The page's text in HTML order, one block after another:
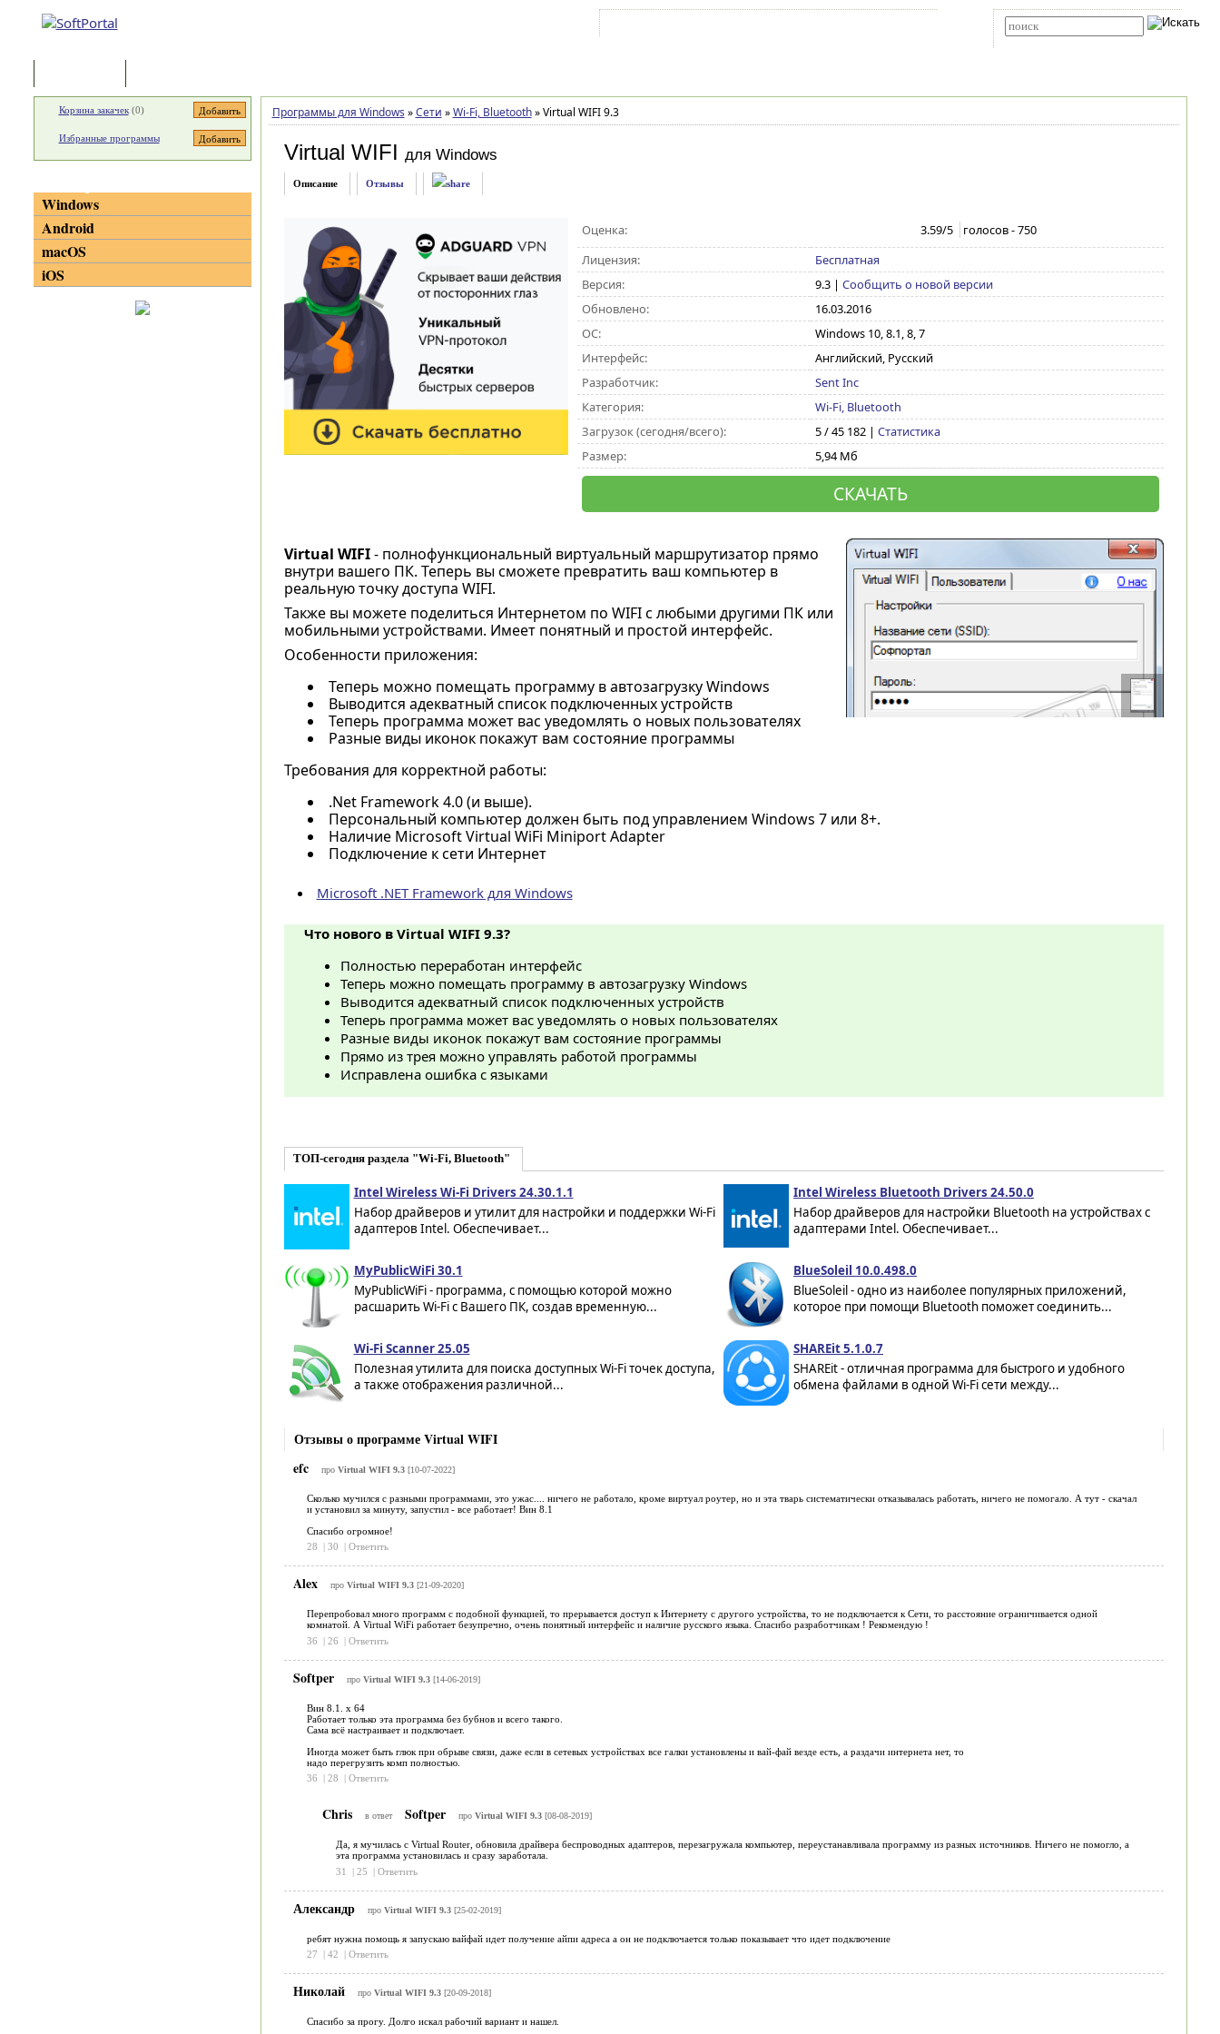
Программы для Windows » Сети » Wi-Fi, Bluetooth »Virtual WIFI 9.3
Virtual WIFI для Windows
Описание Отзывы
Оценка: 3.59/5 голосов -750
Лицензия:
Бесплатная
Версия:
9.3| Сообщить о новой версии
Обновлено:
16.03.2016
ОС:
Windows 10, 8.1, 8, 7
Интерфейс:
Английский, Русский
Разработчик:
Sent Inc
Категория:
Wi-Fi, Bluetooth
Загрузок (сегодня/всего):
5 / 45 182 | Статистика
Размер:
5,94 Мб
СКАЧАТЬ
Virtual WIFI- полнофункциональный виртуальный маршрутизатор прямо
внутри вашего ПК. Теперь вы сможете превратить ваш компьютер в
реальную точку доступа WIFI.
Также вы можете поделиться Интернетом по WIFI с любыми другими ПК или
мобильными устройствами. Имеет понятный и простой интерфейс.
Особенности приложения:
Теперь можно помещать программу в автозагрузку Windows
Выводится адекватный список подключенных устройств
Теперь программа может вас уведомлять о новых пользователях
Разные виды иконок покажут вам состояние программы
Требования для корректной работы:
.Net Framework 4.0 (и выше).
Персональный компьютер должен быть под управлением Windows 7 или 8+.
Наличие Microsoft Virtual WiFi Miniport Adapter
Подключение к сети Интернет
Microsoft .NET Framework для Windows
Что нового в Virtual WIFI 9.3?
Полностью переработан интерфейс
Теперь можно помещать программу в автозагрузку Windows
Выводится адекватный список подключенных устройств
Теперь программа может вас уведомлять о новых пользователях
Разные виды иконок покажут вам состояние программы
Прямо из трея можно управлять работой программы
Исправлена ошибка с языками
ТОП-сегодня раздела "Wi-Fi, Bluetooth"
Intel Wireless Wi-Fi Drivers 24.30.1.1
Набор драйверов и утилит для настройки и поддержки Wi-Fi
адаптеров Intel. Обеспечивает...
Intel Wireless Bluetooth Drivers 24.50.0
Набор драйверов для настройки Bluetooth на устройствах с
адаптерами Intel. Обеспечивает...
MyPublicWiFi 30.1
MyPublicWiFi - программа, с помощью которой можно
расшарить Wi-Fi с Вашего ПК, создав временную...
BlueSoleil 10.0.498.0
BlueSoleil - одно из наиболее популярных приложений,
которое при помощи Bluetooth поможет соединить...
Wi-Fi Scanner 25.05
Полезная утилита для поиска доступных Wi-Fi точек доступа,
а также отображения различной...
SHAREit 5.1.0.7
SHAREit - отличная программа для быстрого и удобного
обмена файлами в одной Wi-Fi сети между...
Отзывы о программе Virtual WIFI
efc
про Virtual WIFI 9.3[10-07-2022]
Сколько мучился с разными программами, это ужас.... ничего не работало, кроме виртуал роутер, но и эта тварь систематически отказывалась работать, ничего не помогало. А тут - скачал
и установил за минуту, запустил - все работает! Вин 8.1
Спасибо огромное!
28
| 30 | Ответить
Alex про Virtual WIFI 9.3[21-09-2020]
Перепробовал много программ с подобной функцией, то прерывается доступ к Интернету с другого устройства, то не подключается к Сети, то расстояние ограничивается одной
комнатой. А Virtual WiFi работает безупречно, очень понятный интерфейс и наличие русского языка. Спасибо разработчикам ! Рекомендую !
36
| 26 | Ответить
Softper про Virtual WIFI 9.3[14-06-2019]
Вин 8.1. х 64
Работает только эта программа без бубнов и всего такого.
Сама всё настраивает и подключает.
Иногда может быть глюк при обрыве связи, даже если в сетевых устройствах все галки установлены и вай-фай везде есть, а раздачи интернета нет, то
надо перегрузить комп полностью.
36
| 28 | Ответить
Chris в ответ Softper про Virtual WIFI 9.3[08-08-2019]
Да, я мучилась с Virtual Router, обновила драйвера беспроводных адаптеров, перезагружала компьютер, переустанавливала программу из разных источников. Ничего не помогло, а
эта программа установилась и сразу заработала.
31
| 25 | Ответить
Александр про Virtual WIFI 9.3[25-02-2019]
ребят нужна помощь я запускаю вайфай идет получение айпи адреса а он не подключается только показывает что идет подключение
27
| 42 | Ответить
Николай про Virtual WIFI 9.3[20-09-2018]
Спасибо за прогу. Долго искал рабочий вариант и нашел.
Корзина закачек(0)
Избранные программы
Windows
Android
macOS
iOS